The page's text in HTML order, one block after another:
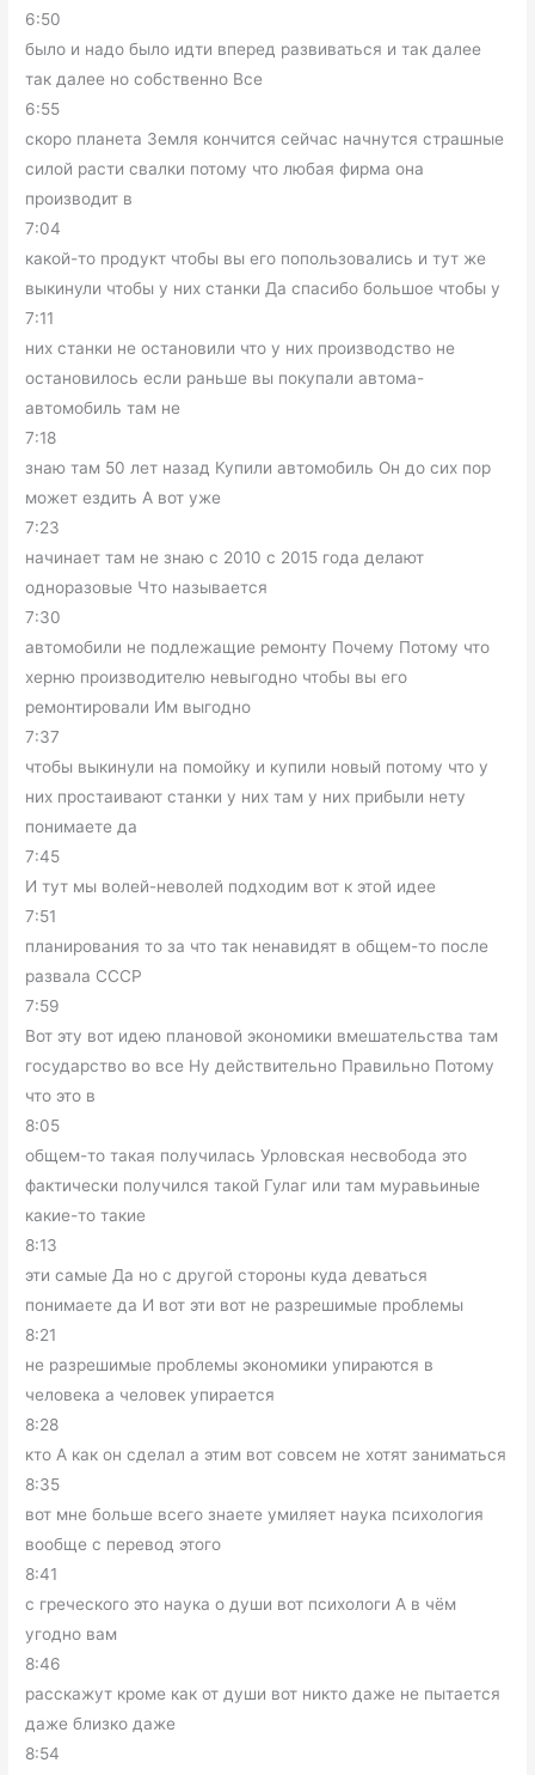
6:50
было и надо было идти вперед развиваться и так далее
так далее но собственно Все
6:55
скоро планета Земля кончится сейчас начнутся страшные
силой расти свалки потому что любая фирма она
производит в
7:04
какой-то продукт чтобы вы его попользовались и тут же
выкинули чтобы у них станки Да спасибо большое чтобы у
7:11
них станки не остановили что у них производство не
остановилось если раньше вы покупали автома-
автомобиль там не
7:18
знаю там 50 лет назад Купили автомобиль Он до сих пор
может ездить А вот уже
7:23
начинает там не знаю с 2010 с 2015 года делают
одноразовые Что называется
7:30
автомобили не подлежащие ремонту Почему Потому что
херню производителю невыгодно чтобы вы его
ремонтировали Им выгодно
7:37
чтобы выкинули на помойку и купили новый потому что у
них простаивают станки у них там у них прибыли нету
понимаете да
7:45
И тут мы волей-неволей подходим вот к этой идее
7:51
планирования то за что так ненавидят в общем-то после
развала СССР
7:59
Вот эту вот идею плановой экономики вмешательства там
государство во все Ну действительно Правильно Потому
что это в
8:05
общем-то такая получилась Урловская несвобода это
фактически получился такой Гулаг или там муравьиные
какие-то такие
8:13
эти самые Да но с другой стороны куда деваться
понимаете да И вот эти вот не разрешимые проблемы
8:21
не разрешимые проблемы экономики упираются в
человека а человек упирается
8:28
кто А как он сделал а этим вот совсем не хотят заниматься
8:35
вот мне больше всего знаете умиляет наука психология
вообще с перевод этого
8:41
с греческого это наука о души вот психологи А в чём
угодно вам
8:46
расскажут кроме как от души вот никто даже не пытается
даже близко даже
8:54